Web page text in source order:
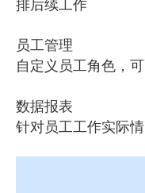
员工管理
自定义员工角色，
数据报表
针对员工工作实际